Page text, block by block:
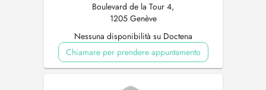
Boulevard de la Tour 4,
1205 Genève
Nessuna disponibilità su Doctena
Chiamare per prendere appuntamento